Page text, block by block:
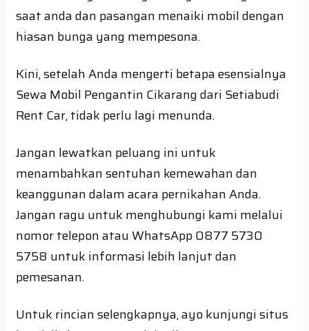
saat anda dan pasangan menaiki mobil dengan
hiasan bunga yang mempesona.
Kini, setelah Anda mengerti betapa esensialnya
Sewa Mobil Pengantin Cikarang dari Setiabudi
Rent Car, tidak perlu lagi menunda.
Jangan lewatkan peluang ini untuk
menambahkan sentuhan kemewahan dan
keanggunan dalam acara pernikahan Anda.
Jangan ragu untuk menghubungi kami melalui
nomor telepon atau WhatsApp 0877 5730
5758 untuk informasi lebih lanjut dan
pemesanan.
Untuk rincian selengkapnya, ayo kunjungi situs